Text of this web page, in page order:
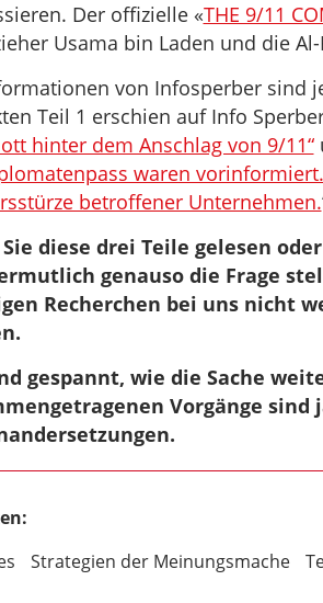
Der offizielle «THE 9/11
Usama bin Laden und die
von Infosperber sind
Teil 1 erschien auf Info
hinter dem Anschlag von 9/11“
waren
betroffener Unternehmen.
diese drei Teile gelesen
genauso die Frage
Recherchen bei uns nicht
gespannt, wie die Sache
Vorgänge sind
Strategien der Meinungsmache